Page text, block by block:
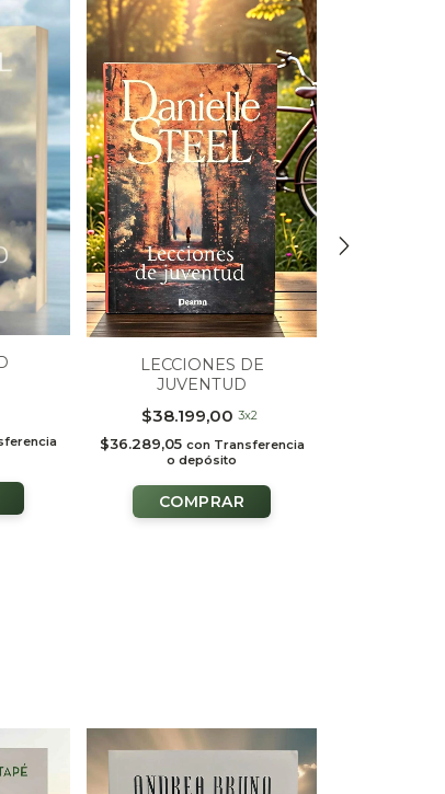
LECCIONES DE
JUVENTUD
$38.199,00 3x2
$36.289,05 con Transferencia
o depósito